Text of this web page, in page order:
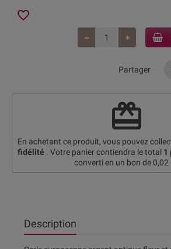
favorite_border
Partager
redeem
En achetant ce produit, vous pouvez
fidélité . Votre panier contiendra le total 1
converti en un bon de 0,02
Description